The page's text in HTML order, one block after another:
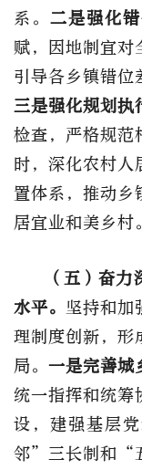
系。 二是强化
赋，因地制宜对
引导各乡镇错位
三是强化规划执
检查，严格规范
时，深化农村人
置体系，推动乡
居宜业和美乡村。
（五）奋
水平。 坚持和加
理制度创新，形
局。 一是完善城
统一指挥和统筹
设，建强基层
邻”三长制和“